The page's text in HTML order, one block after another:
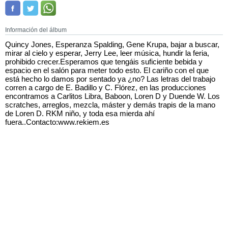
Información del álbum
Quincy Jones, Esperanza Spalding, Gene Krupa, bajar a buscar,
mirar al cielo y esperar, Jerry Lee, leer música, hundir la feria,
prohibido crecer.Esperamos que tengáis suficiente bebida y
espacio en el salón para meter todo esto. El cariño con el que
está hecho lo damos por sentado ya ¿no? Las letras del trabajo
corren a cargo de E. Badillo y C. Flórez, en las producciones
encontramos a Carlitos Libra, Baboon, Loren D y Duende W. Los
scratches, arreglos, mezcla, máster y demás trapis de la mano
de Loren D. RKM niño, y toda esa mierda ahí
fuera..Contacto:www.rekiem.es